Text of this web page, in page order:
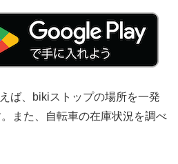
ば、bikiストップの場所を一発
また、自転車の在庫状況を調べ